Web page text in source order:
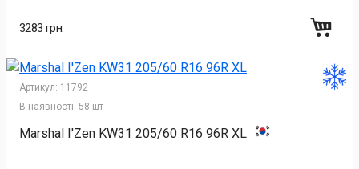
3283 грн.
Артикул: 11792
В наявності: 58 шт
Marshal I'Zen KW31 205/60 R16 96R XL